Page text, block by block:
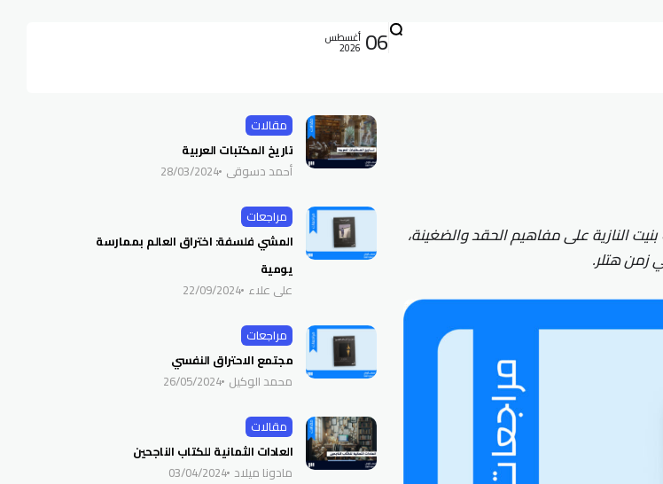
06 أغسطس
2026
النازية على مفاهيم الحقد والضغينة،
زمن هتلر.
مقالات
تاريخ المكتبات العربية
أحمد دسوقي 28/03/2024
مراجعات
المشي فلسفة: اختراق العالم بممارسة
يومية
علي علاء 22/09/2024
مراجعات
مجتمع الاحتراق النفسي
محمد الوكيل 26/05/2024
مقالات
العادات الثمانية للكتاب الناجحين
مادونا ميلاد 03/04/2024